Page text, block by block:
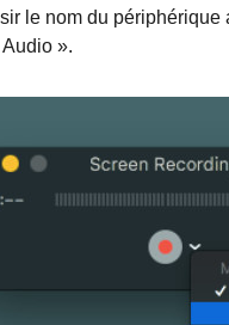
le nom du
».